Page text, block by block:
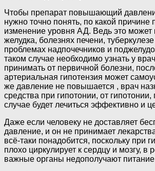
Чтобы препарат повышающий
нужно точно понять, по какой причине
изменение уровня АД. Ведь это может
желудка, болезнях печени, туберкулезе
проблемах надпочечников и
таком случае необходимо узнать у
принимать от первичной болезни,
артериальная гипотензия может
же давление не повышается , врач
средства при гипотонии, от гипотонии,
случае будет лечиться эффективно и
Даже если человеку не доставляет
давление, и он не принимает
всё-таки понадобится, поскольку при
плохо циркулирует к сердцу и мозгу, в
важные органы недополучают питание